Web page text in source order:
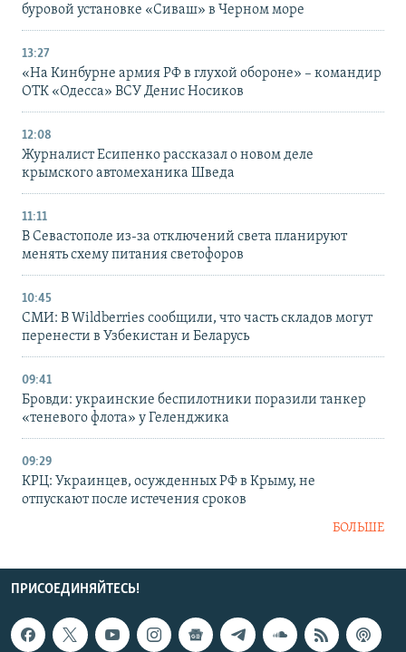
буровой установке «Сиваш» в Черном море
13:27
«На Кинбурне армия РФ в глухой обороне» – командир
ОТК «Одесса» ВСУ Денис Носиков
12:08
Журналист Есипенко рассказал о новом деле
крымского автомеханика Шведа
11:11
В Севастополе из-за отключений света планируют
менять схему питания светофоров
10:45
СМИ: В Wildberries сообщили, что часть складов могут
перенести в Узбекистан и Беларусь
09:41
Бровди: украинские беспилотники поразили танкер
«теневого флота» у Геленджика
09:29
КРЦ: Украинцев, осужденных РФ в Крыму, не
отпускают после истечения сроков
БОЛЬШЕ
ПРИСОЕДИНЯЙТЕСЬ!